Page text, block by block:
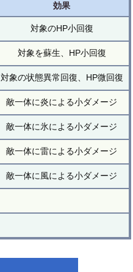
効果
対象のHP小回復
対象を蘇生、HP小回復
対象の状態異常回復、HP微回復
敵一体に炎による小ダメージ
敵一体に氷による小ダメージ
敵一体に雷による小ダメージ
敵一体に風による小ダメージ